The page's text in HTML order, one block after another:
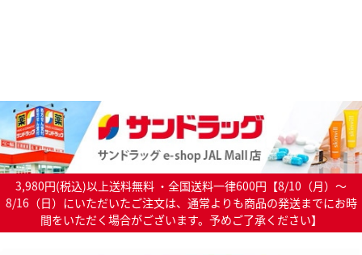
3,980円(税込)以上送料無料 ・全国送料一律600円【8/10（月）～
8/16（日）にいただいたご注文は、通常よりも商品の発送までにお時
間をいただく場合がございます。予めご了承ください】